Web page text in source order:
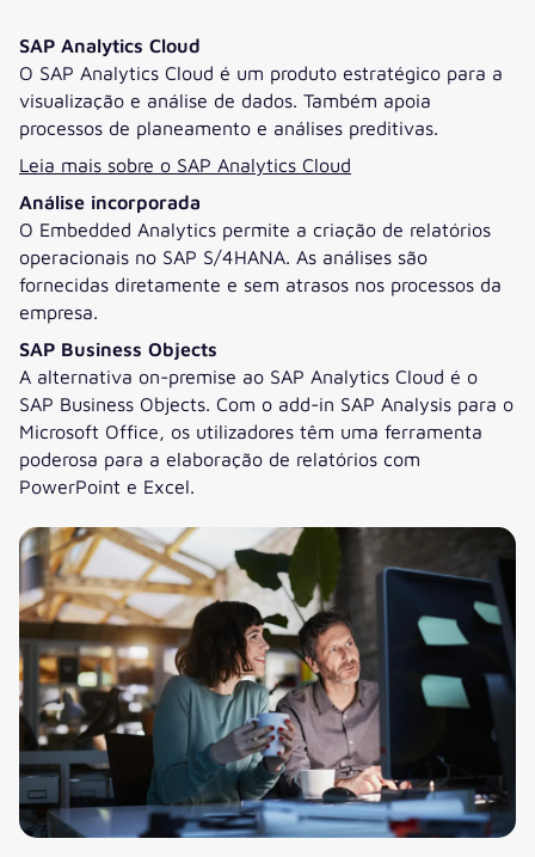
SAP Analytics Cloud
O SAP Analytics Cloud é um produto estratégico para a
visualização e análise de dados. Também apoia
processos de planeamento e análises preditivas.
Leia mais sobre o SAP Analytics Cloud
Análise incorporada
O Embedded Analytics permite a criação de relatórios
operacionais no SAP S/4HANA. As análises são
fornecidas diretamente e sem atrasos nos processos da
empresa.
SAP Business Objects
A alternativa on-premise ao SAP Analytics Cloud é o
SAP Business Objects. Com o add-in SAP Analysis para o
Microsoft Office, os utilizadores têm uma ferramenta
poderosa para a elaboração de relatórios com
PowerPoint e Excel.